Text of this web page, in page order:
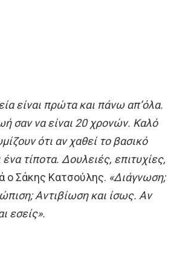
είναι πρώτα και πάνω απ’όλα.
σαν να είναι 20 χρονών. Καλό
ότι αν χαθεί το βασικό
τίποτα. Δουλειές, επιτυχίες,
ο Σάκης Κατσούλης. «Διάγνωση;
Αντιβίωση και ίσως. Αν
εσείς».